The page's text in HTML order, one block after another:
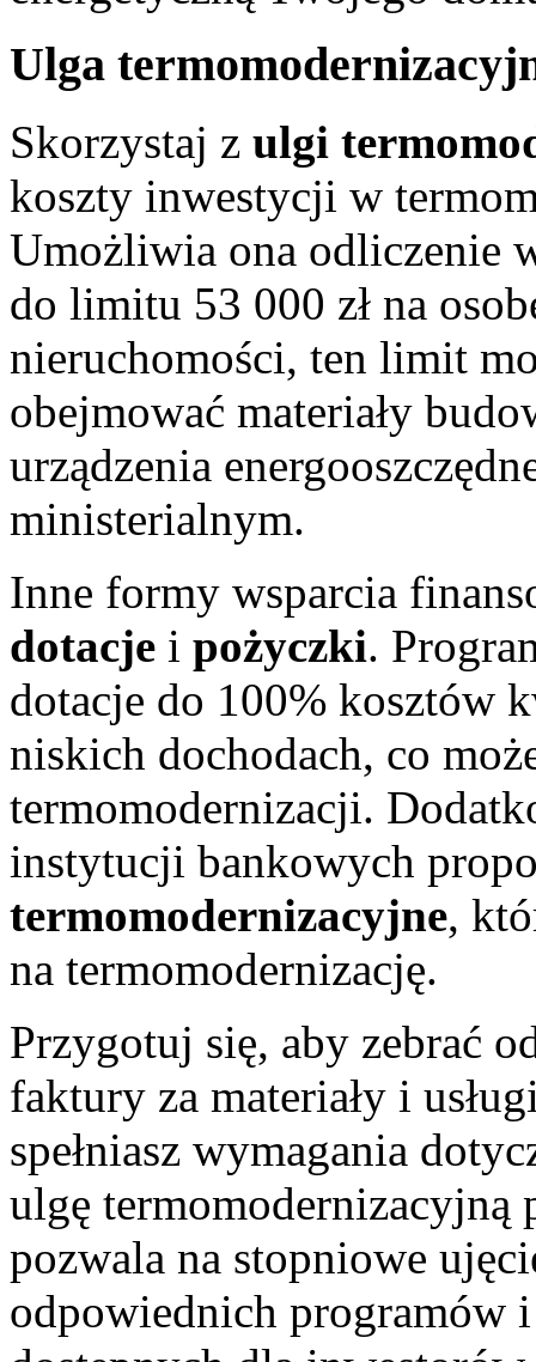
Ulga
Skorzystaj z ulgi
koszty inwestycji w
Umożliwia ona odliczenie
do limitu 53 000 zł na
nieruchomości, ten limit
obejmować materiały
urządzenia
ministerialnym.
Inne formy wsparcia
dotacje i pożyczki.
dotacje do 100% kosztów
niskich dochodach, co
termomodernizacji.
instytucji bankowych
termomodernizacyjne,
na termomodernizację.
Przygotuj się, aby zebrać
faktury za materiały i
spełniasz wymagania
ulgę termomodernizacyjną
pozwala na stopniowe
odpowiednich programów